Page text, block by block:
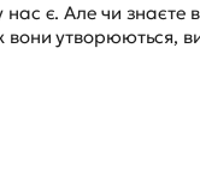
є. Але чи
вони утворюються,